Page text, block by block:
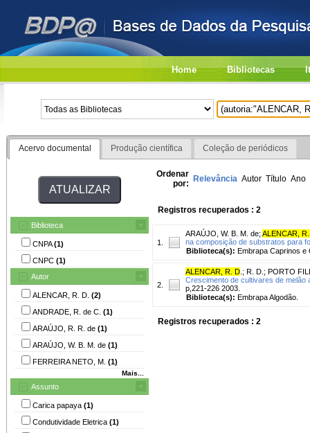
Home Bibliotecas
Acervo documental Produção científica Coleção de periódicos
Biblioteca
CNPA(1)
CNPC (1)
Autor
ALENCAR, R. D. (2)
ANDRADE, R. de C. (1)
ARAÚJO, R. R. de (1)
ARAÚJO, W. B. M. de (1)
FERREIRA NETO, M. (1)
Mais...
Assunto
Carica papaya (1)
Condutividade Eletrica (1)
Ordenar
por: Relevância Autor Título Ano
Registros recuperados : 2
1.
ARAÚJO, W. B. M. de; ALENCAR,
na composição de substratos para
Biblioteca(s): Embrapa Caprinos e
2.
ALENCAR, R. D ; R. D. ; PORTO
Crescimento de cultivares de melão
p,221-226 2003.
Biblioteca(s): Embrapa Algodão.
Registros recuperados : 2